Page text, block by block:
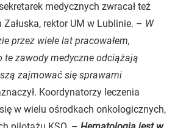
medycznych zwracał też
rektor UM w Lublinie. – W
przez wiele lat pracowałem,
te zawody medyczne odciążają
zajmować się sprawami
Koordynatorzy leczenia
w wielu ośrodkach onkologicznych,